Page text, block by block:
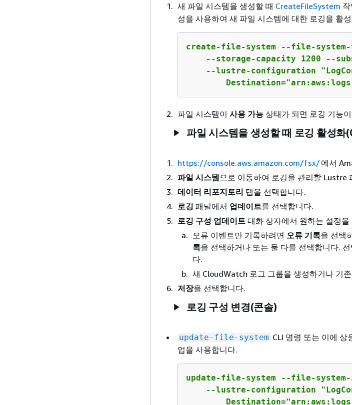
새 파일 시스템을 생성할 때 CreateFileSystem
성을 사용하여 새 파일 시스템에 대한 로깅을 활
create-file-system --file-system-
--storage-capacity 1200 --
--lustre-configuration
파일 시스템이 사용 가능 상태가 되면 로깅 기능
파일 시스템을 생성할 때 로깅 활성화
https://console.aws.amazon.com/fsx/에서
파일 시스템으로 이동하여 로깅을 관리할 Lustre
데이터 리포지토리 탭을 선택합니다.
로깅 패널에서 업데이트를 선택합니다.
로깅 구성 업데이트 대화 상자에서 원하는 설정을
오류 이벤트만 기록하려면 오류 기록을 선택
록을 선택하거나 또는 둘 다를 선택합니다.
다.
새 CloudWatch 로그 그룹을 생성하거나 기
저장을 선택합니다.
로깅 구성 변경(콘솔)
update-file-system CLI 명령 또는 이에 상
업을 사용합니다.
update-file-system --file-system-
--lustre-configuration